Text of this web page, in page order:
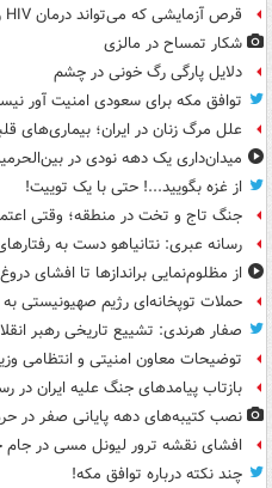
قرص آزمایشی که می‌تواند درمان HIV را متحول کند
شکار تمساح در مالزی
دلایل پارگی رگ خونی در چشم
توافق مکه برای سعودی امنیت آور
علل مرگ زنان در ایران؛ بیماری‌های
میدان‌داری یک دهه نودی در
از غزه بگویید...! حتی با یک توییت!
جنگ تاج و تخت در منطقه؛ وقتی
رسانه عبری: نتانیاهو دست به
از مظلوم‌نمایی براندازها تا افشای
حملات توپخانه‌ای رژیم صهیونیستی
صفار هرندی: تشییع تاریخی رهبر
توضیحات معاون امنیتی و انتظامی
بازتاب پیامدهای جنگ علیه ایران در
نصب کتیبه‌های دهه پایانی صفر در
افشای نقشه ترور لیونل مسی در جام
چند نکته درباره توافق مکه!